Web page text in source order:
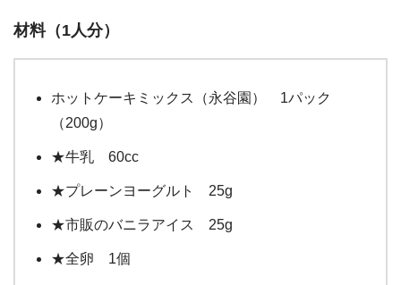
材料（1人分）
ホットケーキミックス（永谷園） 1パック
（200g）
★牛乳 60cc
★プレーンヨーグルト 25g
★市販のバニラアイス 25g
★全卵 1個